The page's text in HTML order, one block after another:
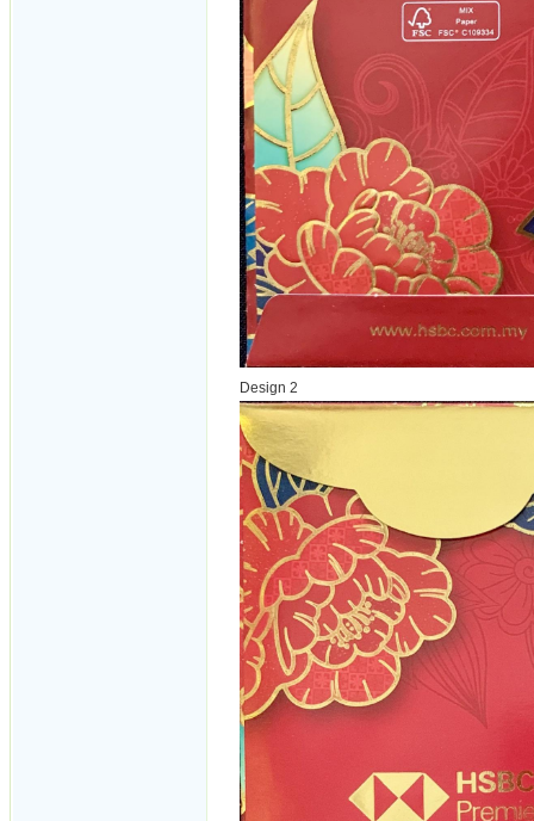
Design 2